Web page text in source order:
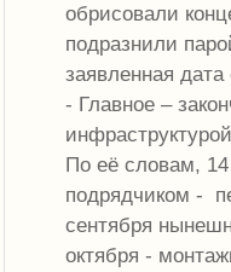
обрисовали
подразнили
заявленная дата
- Главное –
По её словам,
подрядчиком -
сентября
октября -